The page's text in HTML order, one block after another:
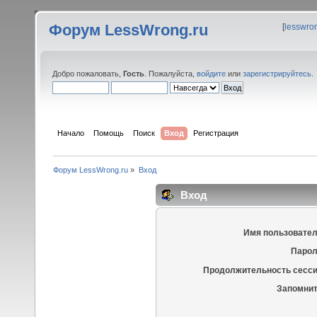
Форум LessWrong.ru [
Добро пожаловать, Гость . Пожалуйста, войдите или зарегистрируйтесь
Начало Помощь Поиск Вход Регистрация
Форум LessWrong.ru » Вход
Вход
Имя
Продолжительность